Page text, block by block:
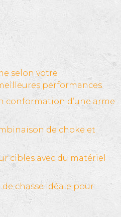
selon votre
performances
conformation d’une arme
de choke et
cibles avec du matériel
chasse idéale pour